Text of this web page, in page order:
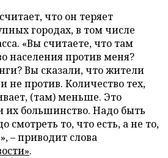
что он теряет
городах, в том числе
«Вы считаете, что там
населения против меня?
Вы сказали, что жители
не против. Количество тех,
(там) меньше. Это
их большинство. Надо быть
смотреть то, что есть, а не то,
– приводит слова
.